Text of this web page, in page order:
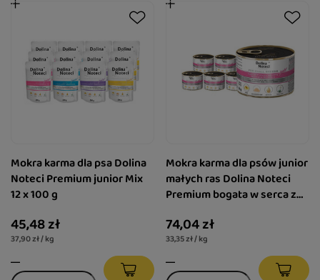
Mokra karma dla psa Dolina
Noteci Premium junior Mix
12 x 100 g
45,48 zł
37,90 zł / kg
Mokra karma dla psów junior
małych ras Dolina Noteci
Premium bogata w serca z
zestaw 12 x 185 g
74,04 zł
33,35 zł / kg